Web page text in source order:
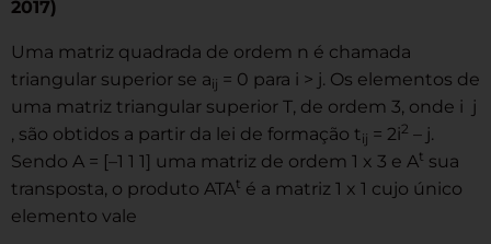
2017)
Uma matriz quadrada de ordem n é chamada
triangular superior se aij = 0 para i > j. Os elementos de
uma matriz triangular superior T, de ordem 3, onde i j
, são obtidos a partir da lei de formação t ij = 2i2 – j.
Sendo A = [–1 1 1] uma matriz de ordem 1 x 3 e At sua
transposta, o produto ATAt é a matriz 1 x 1 cujo único
elemento vale